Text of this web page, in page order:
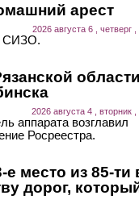
арест
2026 августа 6 , четверг
СИЗО.
2026 августа 4 , вторник
аппарата возглавил
Росреестра.
е место из 85-ти
дорог,